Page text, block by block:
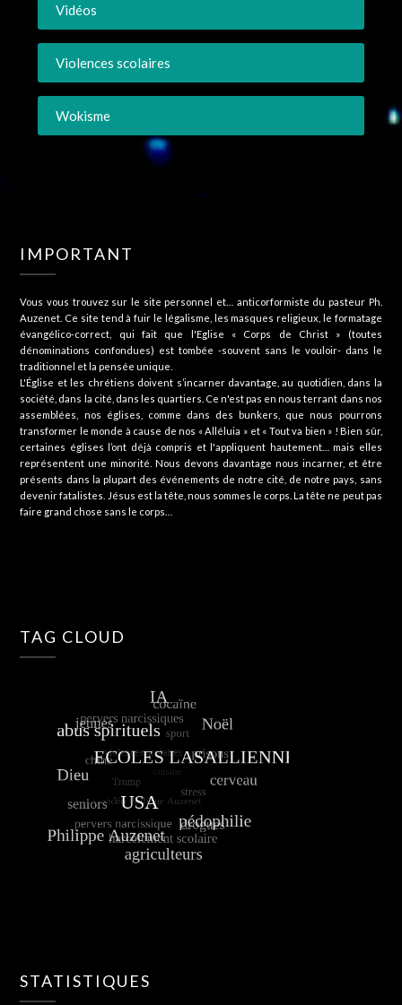
Vidéos
Violences scolaires
Wokisme
IMPORTANT
Vous vous trouvez sur le site personnel et… anticorformiste du pasteur Ph.
Auzenet. Ce site tend à fuir le légalisme, les masques religieux, le formatage
évangélico-correct, qui fait que l'Eglise « Corps de Christ » (toutes
dénominations confondues) est tombée -souvent sans le vouloir- dans le
traditionnel et la pensée unique.
L'Église et les chrétiens doivent s’incarner davantage, au quotidien, dans la
société, dans la cité, dans les quartiers. Ce n'est pas en nous terrant dans nos
assemblées, nos églises, comme dans des bunkers, que nous pourrons
transformer le monde à cause de nos « Alléluia » et « Tout va bien » ! Bien sûr,
certaines églises l’ont déjà compris et l'appliquent hautement… mais elles
représentent une minorité. Nous devons davantage nous incarner, et être
présents dans la plupart des événements de notre cité, de notre pays, sans
devenir fatalistes. Jésus est la tête, nous sommes le corps. La tête ne peut pas
faire grand chose sans le corps…
TAG CLOUD
STATISTIQUES